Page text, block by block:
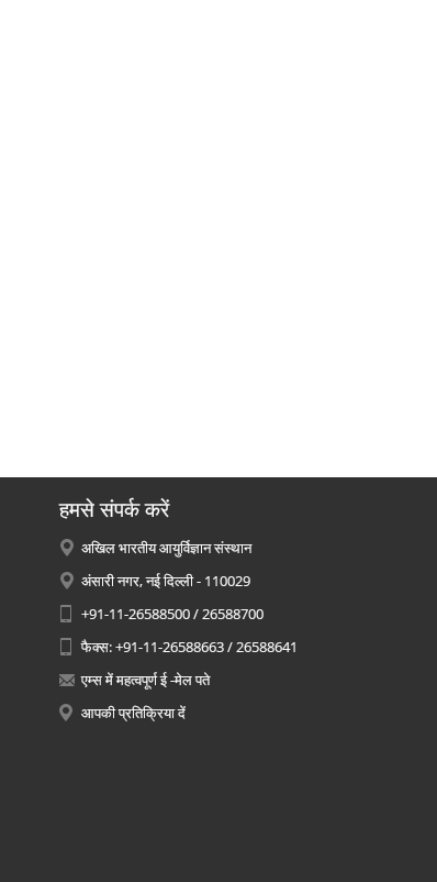
हमसे संपर्क करें
अखिल भारतीय आयुर्विज्ञान संस्थान
अंसारी नगर, नई दिल्ली - 110029
+91-11-26588500 / 26588700
फैक्स: +91-11-26588663 / 26588641
एम्स में महत्वपूर्ण ई -मेल पते
आपकी प्रतिक्रिया दें